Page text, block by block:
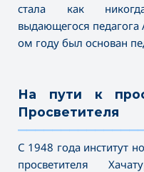
стала как
выдающегося
ом году был основан
На пути к
Просветителя
С 1948 года институт
просветителя